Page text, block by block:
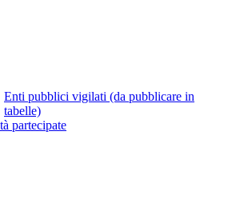
Enti pubblici vigilati (da pubblicare in
tabelle)
partecipate